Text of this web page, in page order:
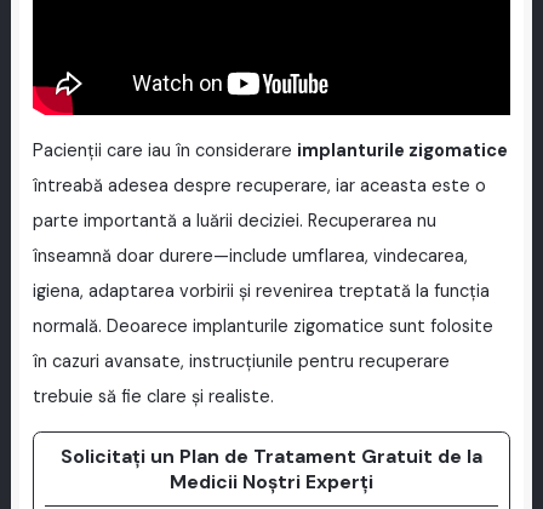
Pacienții care iau în considerare implanturile zigomatice
întreabă adesea despre recuperare, iar aceasta este o
parte importantă a luării deciziei. Recuperarea nu
înseamnă doar durere—include umflarea, vindecarea,
igiena, adaptarea vorbirii și revenirea treptată la funcția
normală. Deoarece implanturile zigomatice sunt folosite
în cazuri avansate, instrucțiunile pentru recuperare
trebuie să fie clare și realiste.
Solicitați un Plan de Tratament Gratuit de la
Medicii Noștri Experți